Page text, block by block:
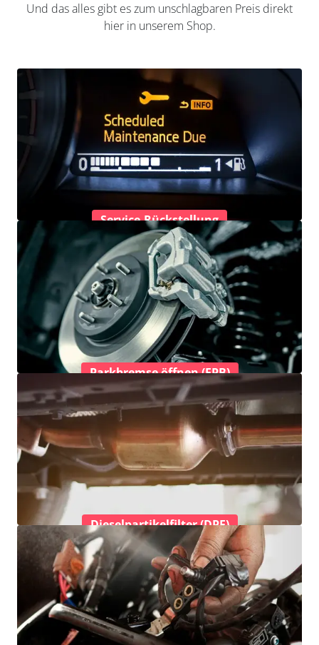
Und das alles gibt es zum unschlagbaren Preis direkt
hier in unserem Shop.
Service-Rückstellung
Parkbremse öffnen (EPB)
Dieselpartikelfilter (DPF)